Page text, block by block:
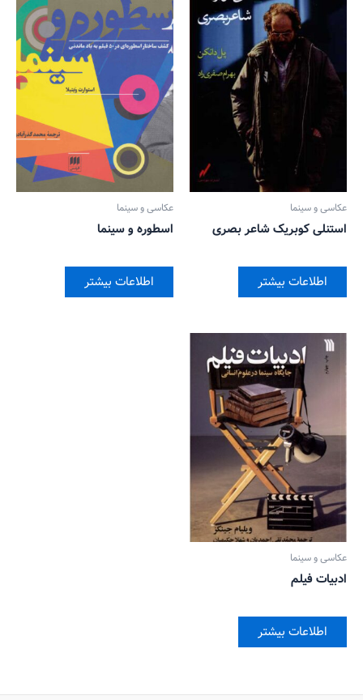
عکاسی و سینما
استنلی کوبریک شاعر بصری
اطلاعات بیشتر
عکاسی و سینما
اسطوره و سینما
اطلاعات بیشتر
عکاسی و سینما
ادبیات فیلم
اطلاعات بیشتر